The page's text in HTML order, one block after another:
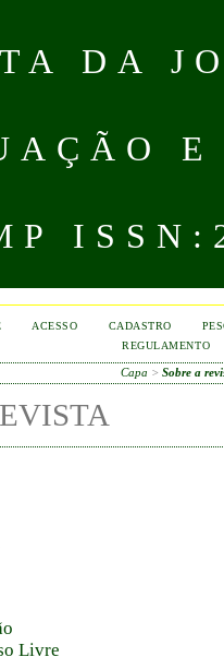
DA
ACESSO CADASTRO
REGULAMENTO
Capa >Sobre a
Livre